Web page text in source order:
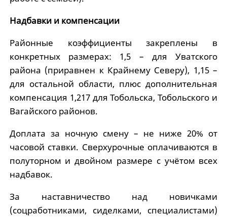
Надбавки и компенсации
Районные коэффициенты закреплены в
конкретных размерах: 1,5 – для Уватского
района (приравнен к Крайнему Северу), 1,15 –
для остальной области, плюс дополнительная
компенсация 1,217 для Тобольска, Тобольского и
Вагайского районов.
Доплата за ночную смену – не ниже 20% от
часовой ставки. Сверхурочные оплачиваются в
полуторном и двойном размере с учётом всех
надбавок.
За наставничество над новичками
(соцработниками, сиделками, специалистами)